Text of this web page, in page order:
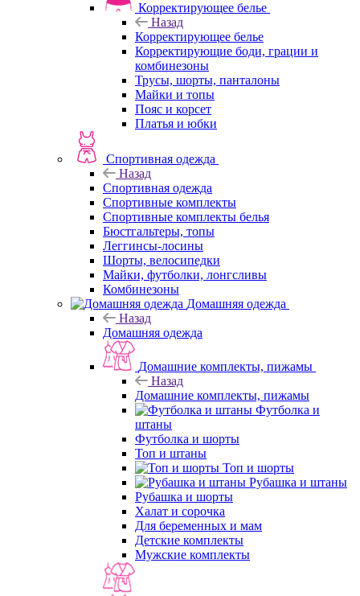
Корректирующее белье
Назад
Корректирующее белье
Корректирующие боди, грации и
комбинезоны
Трусы, шорты, панталоны
Майки и топы
Пояс и корсет
Платья и юбки
Спортивная одежда
Назад
Спортивная одежда
Спортивные комплекты
Спортивные комплекты белья
Бюстгальтеры, топы
Леггинсы-лосины
Шорты, велосипедки
Майки, футболки, лонгсливы
Комбинезоны
Домашняя одежда
Назад
Домашняя одежда
Домашние комплекты, пижамы
Назад
Домашние комплекты, пижамы
Футболка и
штаны
Футболка и шорты
Топ и штаны
Топ и шорты
Рубашка и штаны
Рубашка и шорты
Халат и сорочка
Для беременных и мам
Детские комплекты
Мужские комплекты